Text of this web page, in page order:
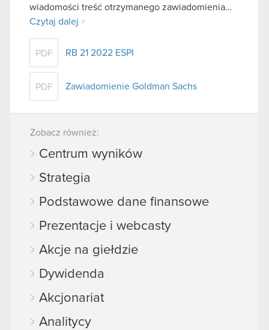
wiadomości treść otrzymanego zawiadomienia…
Czytaj dalej
PDF RB 21 2022 ESPI
PDF Zawiadomienie Goldman Sachs
Zobacz również:
Centrum wyników
Strategia
Podstawowe dane finansowe
Prezentacje i webcasty
Akcje na giełdzie
Dywidenda
Akcjonariat
Analitycy